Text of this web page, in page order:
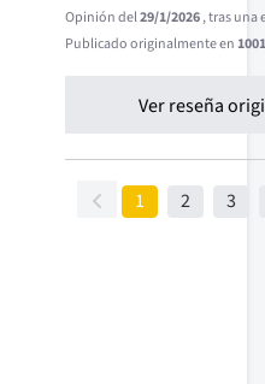
Opinión del29/1/2026, tras una
Publicado originalmente en
Ver reseña
1 2 3